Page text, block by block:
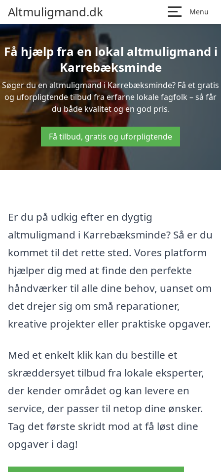
Altmuligmand.dk Menu
Få hjælp fra en lokal altmuligmand i
Karrebæksminde
Søger du en altmuligmand i Karrebæksminde? Få et gratis
og uforpligtende tilbud fra erfarne lokale fagfolk – så får
du både kvalitet og en god pris.
Få tilbud, gratis og uforpligtende
Er du på udkig efter en dygtig
altmuligmand i Karrebæksminde? Så er du
kommet til det rette sted. Vores platform
hjælper dig med at finde den perfekte
håndværker til alle dine behov, uanset om
det drejer sig om små reparationer,
kreative projekter eller praktiske opgaver.
Med et enkelt klik kan du bestille et
skræddersyet tilbud fra lokale eksperter,
der kender området og kan levere en
service, der passer til netop dine ønsker.
Tag det første skridt mod at få løst dine
opgaver i dag!